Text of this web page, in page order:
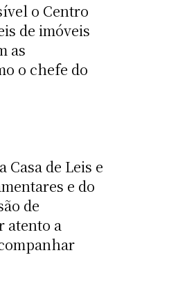
o Centro
de imóveis
as
o chefe do
de Leis e
e do
de
atento a